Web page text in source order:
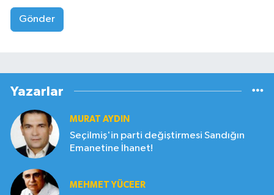
Gönder
Yazarlar
MURAT AYDIN
Seçilmiş'in parti değiştirmesi Sandığın
Emanetine İhanet!
MEHMET YÜCEER